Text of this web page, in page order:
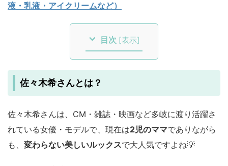
液・乳液・アイクリームなど）
目次 [表示]
佐々木希さんとは？
佐々木希さんは、CM・雑誌・映画など多岐に渡り活躍さ
れている女優・モデルで、現在は2児のママでありながら
も、 変わらない美しいルックスで大人気ですよね💡